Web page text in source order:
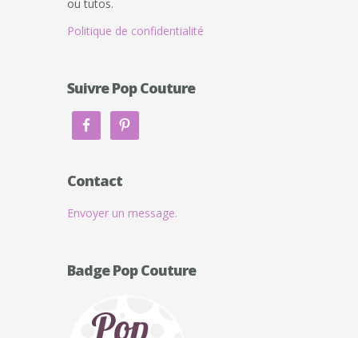
ou tutos.
Politique de confidentialité
Suivre Pop Couture
Contact
Envoyer un message.
Badge Pop Couture